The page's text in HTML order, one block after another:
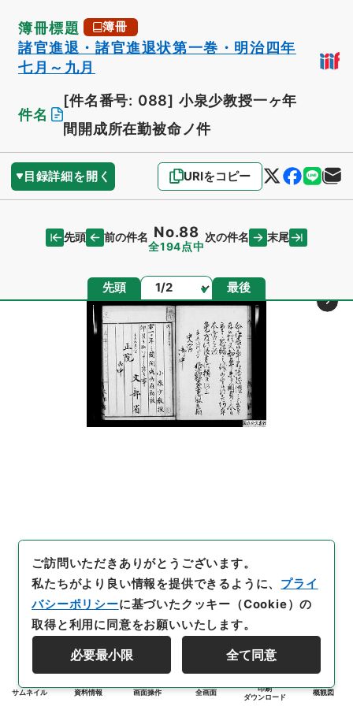
簿冊標題 簿冊
諸官進退・諸官進退状第一巻・明治四年
七月～九月
件名
[件名番号: 088] 小泉少教授一ヶ年
間開成所在勤被命ノ件
目録詳細を開く URIをコピー
先頭 前の件名 No.88
全194点中
次の件名 末尾
先頭 ページ 最後
サムネイル 資料情報 画面操作 全画面
印刷
ダウンロード
概観図
ご訪問いただきありがとうございます。
私たちがより良い情報を提供できるように、 プライ
バシーポリシーに基づいたクッキー（Cookie）の
取得と利用に同意をお願いいたします。
必要最小限 全て同意